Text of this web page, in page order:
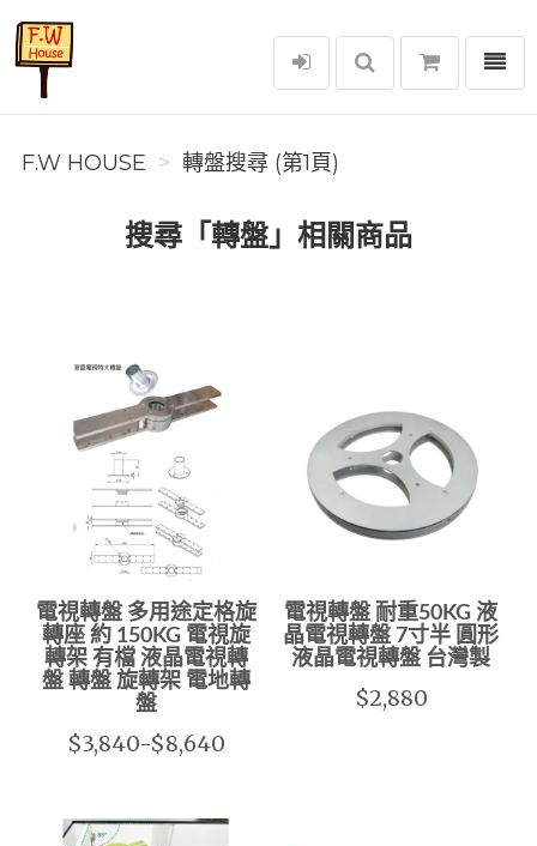
F.W House
選單
F.W HOUSE 轉盤搜尋 (第1頁)
搜尋「轉盤」相關商品
電視轉盤 多用途定格旋
轉座 約 150KG 電視旋
轉架 有檔 液晶電視轉
盤 轉盤 旋轉架 電地轉
盤
$3,840-$8,640
電視轉盤 耐重50KG 液
晶電視轉盤 7寸半 圓形
液晶電視轉盤 台灣製
$2,880